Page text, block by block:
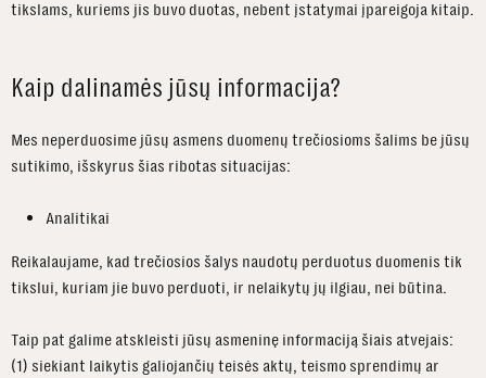
tikslams, kuriems jis buvo duotas, nebent įstatymai įpareigoja kitaip.
Kaip dalinamės jūsų informacija?
Mes neperduosime jūsų asmens duomenų trečiosioms šalims be jūsų
sutikimo, išskyrus šias ribotas situacijas:
Analitikai
Reikalaujame, kad trečiosios šalys naudotų perduotus duomenis tik
tikslui, kuriam jie buvo perduoti, ir nelaikytų jų ilgiau, nei būtina.
Taip pat galime atskleisti jūsų asmeninę informaciją šiais atvejais:
(1) siekiant laikytis galiojančių teisės aktų, teismo sprendimų ar